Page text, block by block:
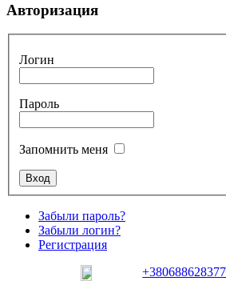
Авторизация
Логин
Пароль
Запомнить меня
Забыли пароль?
Забыли логин?
Регистрация
+380688628377